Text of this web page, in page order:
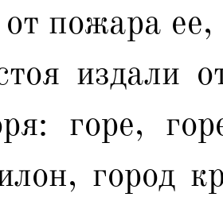
пожара ее,
издали
горе,
город